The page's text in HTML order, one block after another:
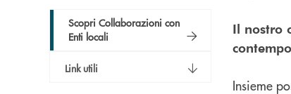
Scopri Collaborazioni con
Enti locali
Link utili
Il nostro
Insieme